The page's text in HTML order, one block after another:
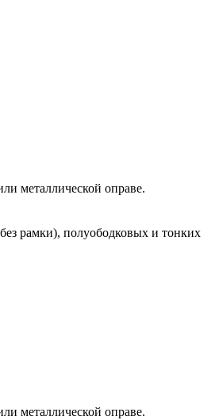
металлической оправе.
рамки), полуободковых и тонких
металлической оправе.